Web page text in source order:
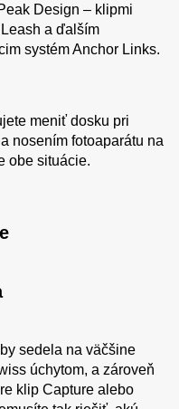
Design – klipmi
a ďalším
systém Anchor Links.
meniť dosku pri
nosením fotoaparátu na
obe situácie.
sedela na väčšine
úchytom, a zároveň
klip Capture alebo